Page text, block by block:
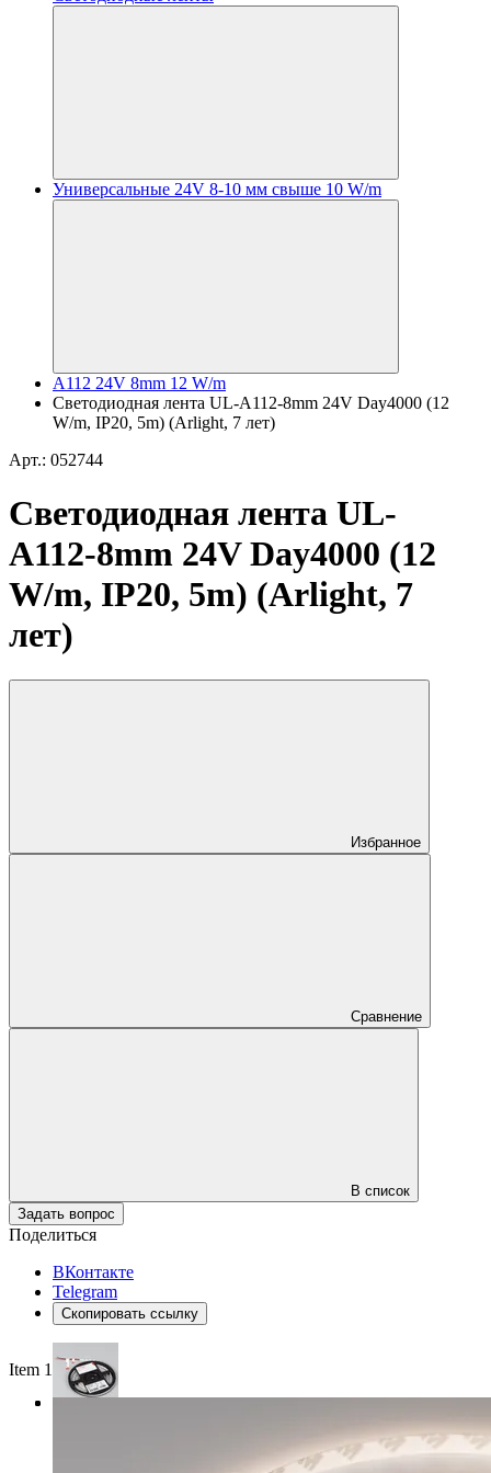
Универсальные 24V 8-10 мм свыше 10 W/m
A112 24V 8mm 12 W/m
Светодиодная лента UL-A112-8mm 24V Day4000 (12
W/m, IP20, 5m) (Arlight, 7 лет)
Арт.: 052744
Светодиодная лента UL-
A112-8mm 24V Day4000 (12
W/m, IP20, 5m) (Arlight, 7
лет)
Избранное
Сравнение
В список
Задать вопрос
Поделиться
ВКонтакте
Telegram
Скопировать ссылку
Item 1 of 3